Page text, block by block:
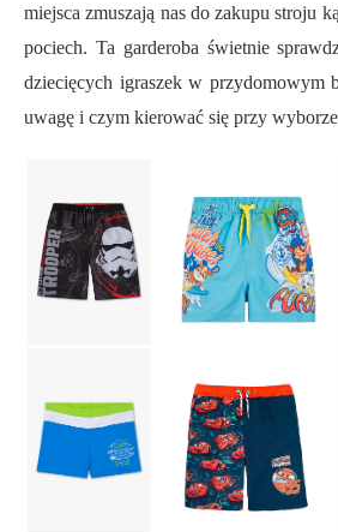
miejsca zmuszają nas do zakupu stroju
pociech. Ta garderoba świetnie
dziecięcych igraszekw przydomowym
uwagę i czym kierować się przy